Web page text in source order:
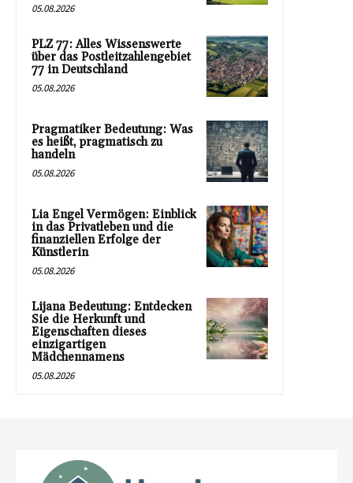
05.08.2026
PLZ 77: Alles Wissenswerte
über das Postleitzahlengebiet
77 in Deutschland
05.08.2026
Pragmatiker Bedeutung: Was
es heißt, pragmatisch zu
handeln
05.08.2026
Lia Engel Vermögen: Einblick
in das Privatleben und die
finanziellen Erfolge der
Künstlerin
05.08.2026
Lijana Bedeutung: Entdecken
Sie die Herkunft und
Eigenschaften dieses
einzigartigen
Mädchennamens
05.08.2026